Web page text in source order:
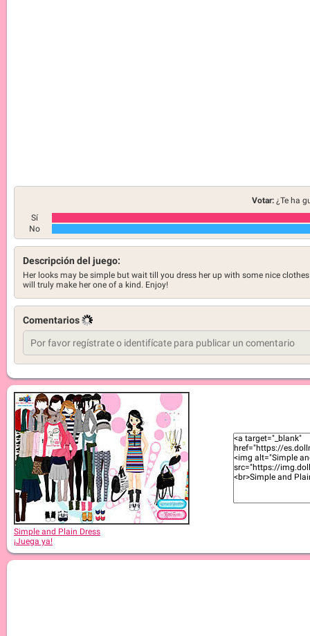
Votar: ¿Te ha
Sí
No
Descripción del juego:
Her looks may be simple but wait till you dress her up with some nice
will truly make her one of a kind. Enjoy!
Comentarios
Simple and Plain Dress
¡Juega ya!